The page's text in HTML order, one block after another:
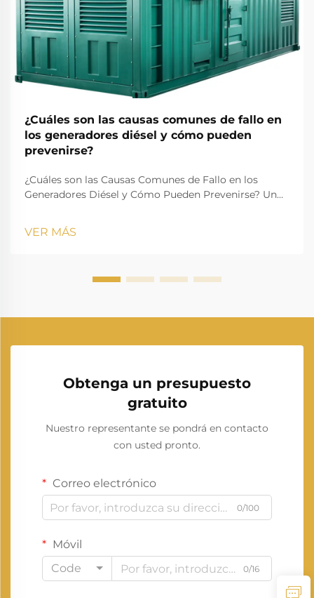
¿Cuáles son las causas comunes de fallo en
los generadores diésel y cómo pueden
prevenirse?
¿Cuáles son las Causas Comunes de Fallo en los
Generadores Diésel y Cómo Pueden Prevenirse? Un
de energía de respaldo y primaria en industrias,
edificios residenciales, instalaciones médicas, centros
VER MÁS
Obtenga un presupuesto
gratuito
Nuestro representante se pondrá en contacto
con usted pronto.
Correo electrónico
0/100
Móvil
Code
0/16